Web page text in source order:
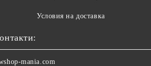
Условия на доставка
mania.com